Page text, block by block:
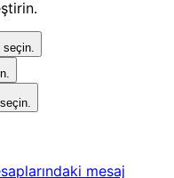
seçin.
mesaj